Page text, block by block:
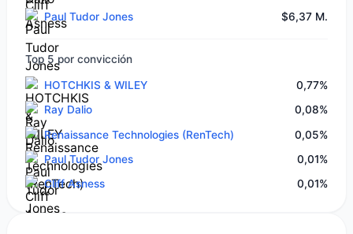
Paul Tudor Jones
$6,37 M.
Top 5 por convicción
HOTCHKIS & WILEY
0,77%
Ray Dalio
0,08%
Renaissance Technologies (RenTech)
0,05%
Paul Tudor Jones
0,01%
Cliff Asness
0,01%